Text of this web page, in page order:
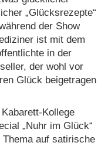
„Glücksrezepte“
der Show
ist mit dem
in der
der wohl vor
Glück beigetragen
Kollege
„Nuhr im Glück“
auf satirische